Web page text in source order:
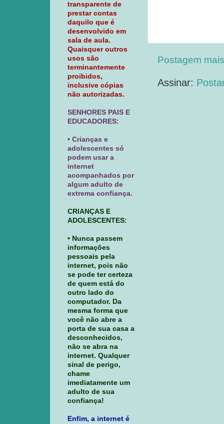
Postagem
Assinar:
transparente de
prestar contas
daquilo que é
desenvolvido em
sala de aula.
Quaisquer outros
usos são
terminantemente
proibidos,
inclusive cópias
não autorizadas.
SENHORES PAIS E
EDUCADORES:
• Crianças e
adolescentes só
podem usar a
internet
acompanhados por
algum adulto de
extrema confiança.
CRIANÇAS E
ADOLESCENTES:
• Nunca passem
informações
pessoais pela
internet, pois não
se pode ter certeza
de quem está do
outro lado do
computador. Da
mesma forma que
você não abre a
porta de sua casa a
desconhecidos,
não se abra na
internet. Qualquer
sinal de perigo,
chame
imediatamente um
adulto de sua
confiança!
Enfim, a internet é